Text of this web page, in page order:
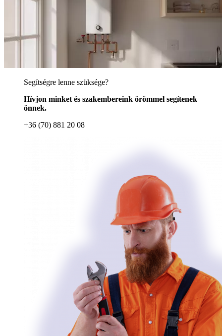
Segítségre lenne szüksége?
Hívjon minket és szakembereink örömmel segítenek
önnek.
+36 (70) 881 20 08